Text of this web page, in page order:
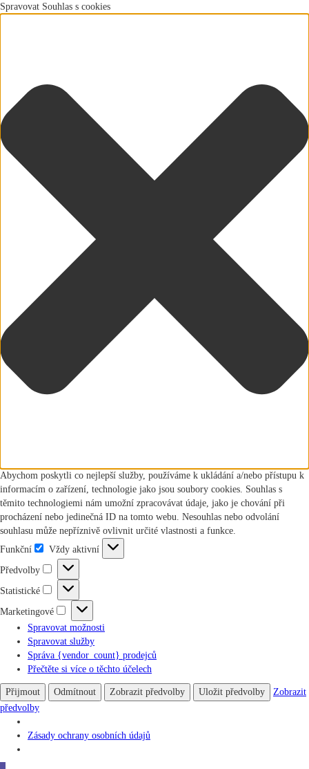
Spravovat Souhlas s cookies
Abychom poskytli co nejlepší služby, používáme k ukládání a/nebo přístupu k
informacím o zařízení, technologie jako jsou soubory cookies. Souhlas s
těmito technologiemi nám umožní zpracovávat údaje, jako je chování při
procházení nebo jedinečná ID na tomto webu. Nesouhlas nebo odvolání
souhlasu může nepříznivě ovlivnit určité vlastnosti a funkce.
Funkční
Funkční
Vždy aktivní
Předvolby
Předvolby
Statistické
Statistické
Marketingové
Marketingové
Spravovat možnosti
Spravovat služby
Správa {vendor_count} prodejců
Přečtěte si více o těchto účelech
Přijmout Odmítnout Zobrazit předvolby Uložit předvolby
Zobrazit
předvolby
Zásady ochrany osobních údajů